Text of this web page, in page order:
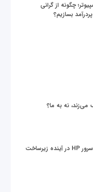
چگونه از گرانی
بسازیم؟
می‌زند، نه به ما؟
زیر پوست دنیای داده؛ نقش سرور HP در آینده زیرساخت